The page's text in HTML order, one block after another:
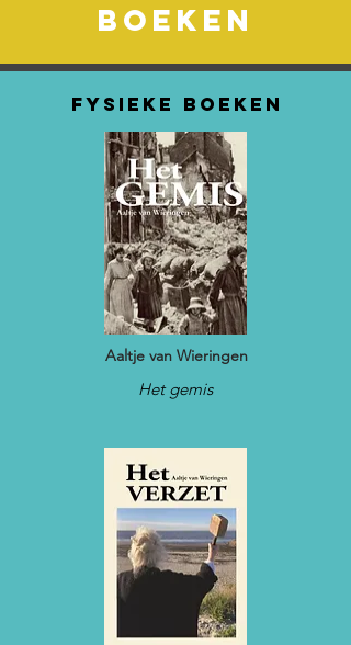
boeken
Aaltje van Wieringen
Het gemis
FYSIEKE BOEKEN